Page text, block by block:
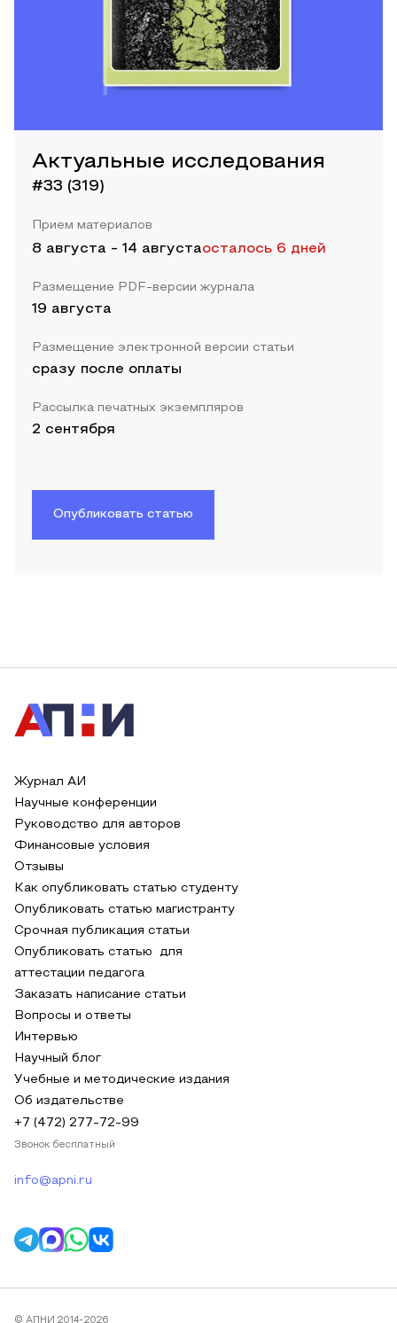
Актуальные исследования
#33 (319)
Прием материалов
8 августа - 14 августаосталось 6 дней
Размещение PDF-версии журнала
19 августа
Размещение электронной версии статьи
сразу после оплаты
Рассылка печатных экземпляров
2 сентября
Опубликовать статью
Журнал АИ
Научные конференции
Руководство для авторов
Финансовые условия
Отзывы
Как опубликовать статью студенту
Опубликовать статью магистранту
Срочная публикация статьи
Опубликовать статью для
аттестации педагога
Заказать написание статьи
Вопросы и ответы
Интервью
Научный блог
Учебные и методические издания
Об издательстве
+7 (472) 277-72-99
Звонок бесплатный
info@apni.ru
© АПНИ 2014-2026